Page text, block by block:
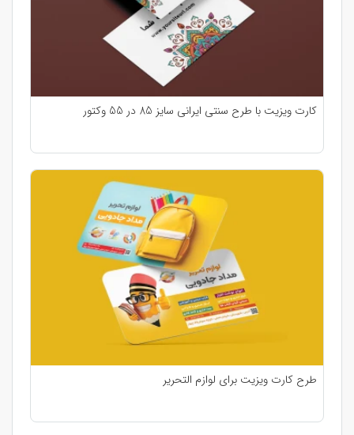
کارت ویزیت با طرح سنتی ایرانی سایز 85 در 55 وکتور
طرح کارت ویزیت برای لوازم التحریر